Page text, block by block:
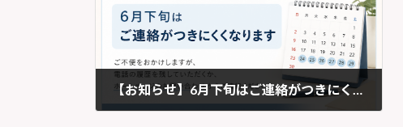
【お知らせ】6月下旬はご連絡がつきにくくなります｜Aya法務事務所